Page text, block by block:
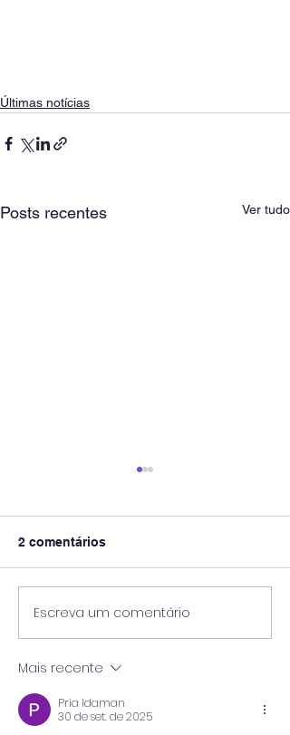
Últimas notícias
Posts recentes Ver tudo
🎓 UniPinhal premia os
melhores alunos das
escolas públicas de
Pinhal!
2 comentários
Escreva um comentário
Mais recente
Pria Idaman
30 de set. de 2025